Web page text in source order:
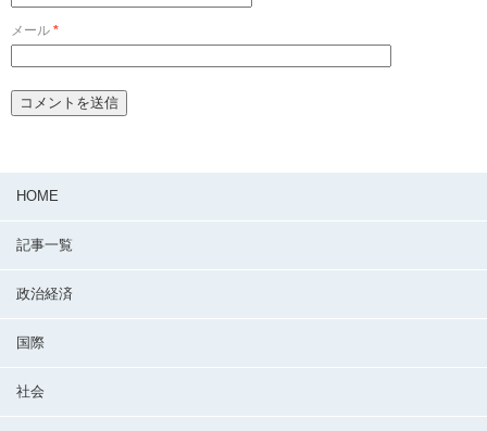
メール *
HOME
記事一覧
政治経済
国際
社会